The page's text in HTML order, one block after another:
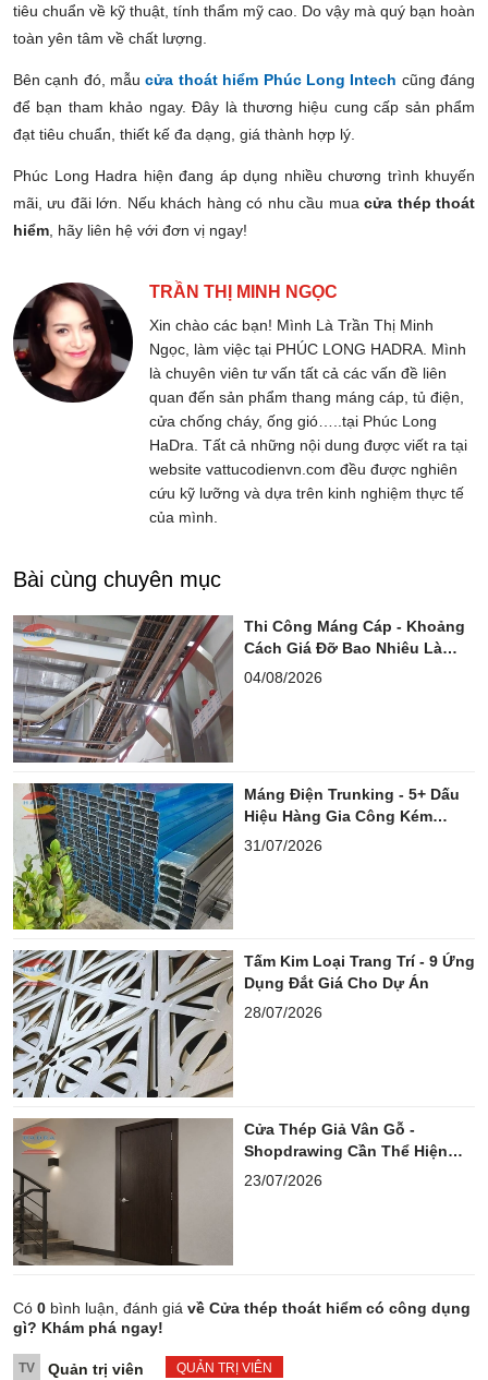
tiêu chuẩn về kỹ thuật, tính thẩm mỹ cao. Do vậy mà quý bạn hoàn
toàn yên tâm về chất lượng.
Bên cạnh đó, mẫucửa thoát hiểm Phúc Long Intech cũng đáng
để bạn tham khảo ngay. Đây là thương hiệu cung cấp sản phẩm
đạt tiêu chuẩn, thiết kế đa dạng, giá thành hợp lý.
Phúc Long Hadra hiện đang áp dụng nhiều chương trình khuyến
mãi, ưu đãi lớn. Nếu khách hàng có nhu cầu muacửa thép thoát
hiểm , hãy liên hệ với đơn vị ngay!
TRẦN THỊ MINH NGỌC
Xin chào các bạn! Mình Là Trần Thị Minh
Ngọc, làm việc tại PHÚC LONG HADRA. Mình
là chuyên viên tư vấn tất cả các vấn đề liên
quan đến sản phẩm thang máng cáp, tủ điện,
cửa chống cháy, ống gió…..tại Phúc Long
HaDra. Tất cả những nội dung được viết ra tại
website vattucodienvn.com đều được nghiên
cứu kỹ lưỡng và dựa trên kinh nghiệm thực tế
của mình.
Bài cùng chuyên mục
Thi Công Máng Cáp - Khoảng
Cách Giá Đỡ Bao Nhiêu Là
Chuẩn?
04/08/2026
Máng Điện Trunking - 5+ Dấu
Hiệu Hàng Gia Công Kém
Chuẩn
31/07/2026
Tấm Kim Loại Trang Trí - 9 Ứng
Dụng Đắt Giá Cho Dự Án
28/07/2026
Cửa Thép Giả Vân Gỗ -
Shopdrawing Cần Thể Hiện
Những Gì?
23/07/2026
Có 0 bình luận, đánh giá về Cửa thép thoát hiểm có công dụng
gì? Khám phá ngay!
TV Quản trị viên QUẢN TRỊ VIÊN